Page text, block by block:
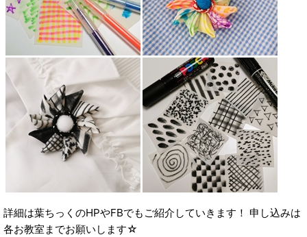
詳細は葉ちっくのHPやFBでもご紹介していきます！ 申し込みは
各お教室までお願いします☆